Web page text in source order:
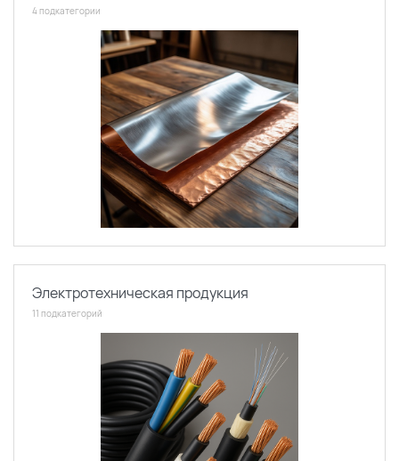
4 подкатегории
Электротехническая продукция
11 подкатегорий